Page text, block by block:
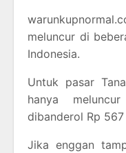
meluncur di
Indonesia.
Untuk pasar
hanya
dibanderol Rp
Jika enggan